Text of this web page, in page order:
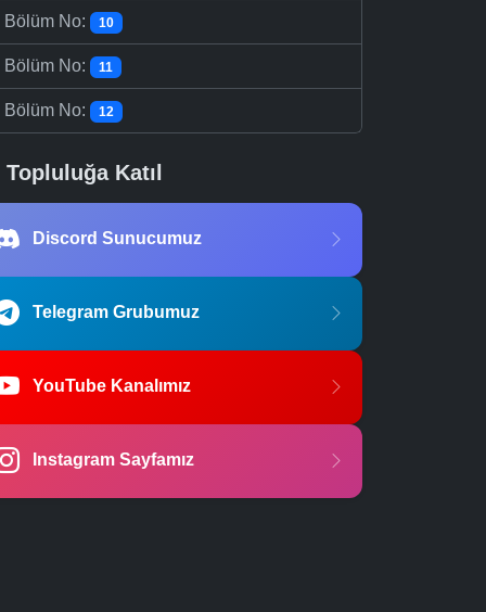
Bölüm No: 10
Bölüm No: 11
Bölüm No: 12
Topluluğa Katıl
Discord Sunucumuz
Telegram Grubumuz
YouTube Kanalımız
Instagram Sayfamız